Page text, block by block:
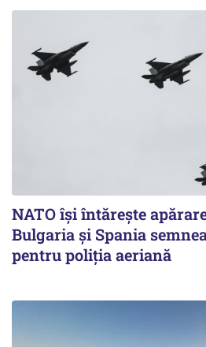
NATO își întărește
Bulgaria și Spania
pentru poliția aeriană